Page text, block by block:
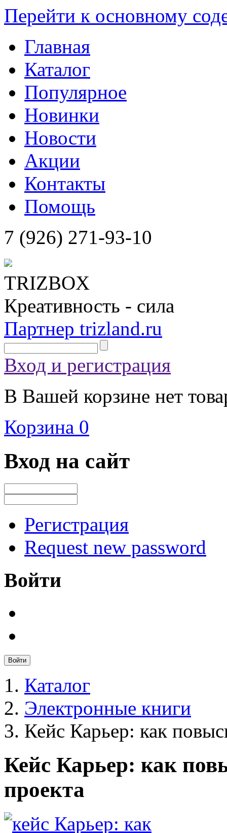
Перейти к основному
Главная
Каталог
Популярное
Новинки
Новости
Акции
Контакты
Помощь
7 (926) 271-93-10
TRIZBOX
Креативность - сила
Партнер trizland.ru
Вход и регистрация
В Вашей корзине нет
Корзина 0
Вход на сайт
Регистрация
Request new password
Войти
Войти
Каталог
Электронные книги
Кейс Карьер: как
Кейс Карьер: как
проекта